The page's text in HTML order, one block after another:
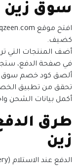
سوق زين
كضيف.
أضف المنتجات التي
في صفحة الدفع،
ألصق كود خصم سوق زين 2026 من كوبونيلا
تحقق من تطبيق
أكمل بيانات الشحن
طرق
زين